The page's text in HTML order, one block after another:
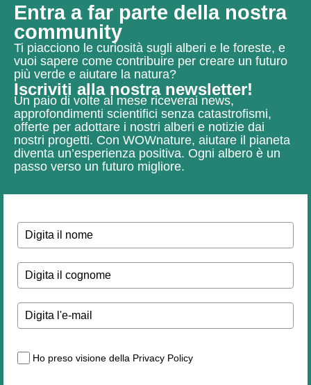
Entra a far parte della nostra
community
Ti piacciono le curiosità sugli alberi e le foreste, e
vuoi sapere come contribuire per creare un futuro
più verde e aiutare la natura?
Iscriviti alla nostra newsletter!
Un paio di volte al mese riceverai news,
approfondimenti scientifici senza catastrofismi,
offerte per adottare i nostri alberi e notizie dai
nostri progetti. Con WOWnature, aiutare il pianeta
diventa un’esperienza positiva. Ogni albero è un
passo verso un futuro migliore.
Ho preso visione della Privacy Policy